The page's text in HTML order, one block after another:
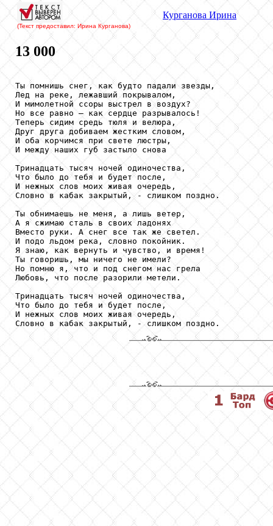
(Текст предоставил: Ирина Курганова)
Курганова Ирина
13 000
Ты помнишь снег, как будто падали звезды,
Лед на реке, лежавший покрывалом,
И мимолетной ссоры выстрел в воздух?
Но все равно — как сердце разрывалось!
Теперь сидим средь тюля и велюра,
Друг друга добиваем жестким словом,
И оба корчимся при свете люстры,
И между наших губ застыло снова
Тринадцать тысяч ночей одиночества,
Что было до тебя и будет после,
И нежных слов моих живая очередь,
Словно в кабак закрытый, - слишком поздно.
Ты обнимаешь не меня, а лишь ветер,
А я сжимаю сталь в своих ладонях
Вместо руки. А снег все так же светел.
И подо льдом река, словно покойник.
Я знаю, как вернуть и чувство, и время!
Ты говоришь, мы ничего не имели?
Но помню я, что и под снегом нас грела
Любовь, что после разорили метели.
Тринадцать тысяч ночей одиночества,
Что было до тебя и будет после,
И нежных слов моих живая очередь,